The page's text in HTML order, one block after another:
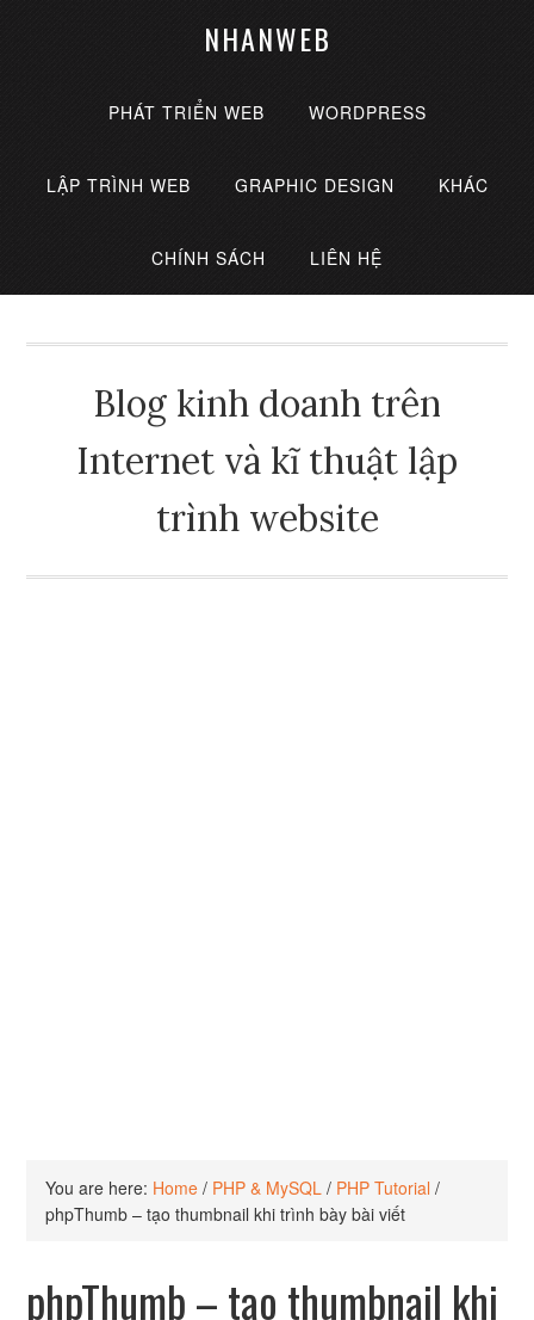
NHANWEB
PHÁT TRIỂN WEB WORDPRESS
LẬP TRÌNH WEB GRAPHIC DESIGN KHÁC
CHÍNH SÁCH LIÊN HỆ
Blog kinh doanh trên
Internet và kĩ thuật lập
trình website
You are here: Home / PHP & MySQL / PHP Tutorial /
phpThumb – tạo thumbnail khi trình bày bài viết
phpThumb – tạo thumbnail khi